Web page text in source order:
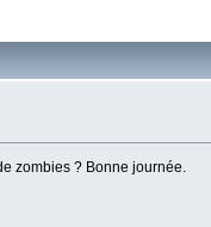
zombies ? Bonne journée.